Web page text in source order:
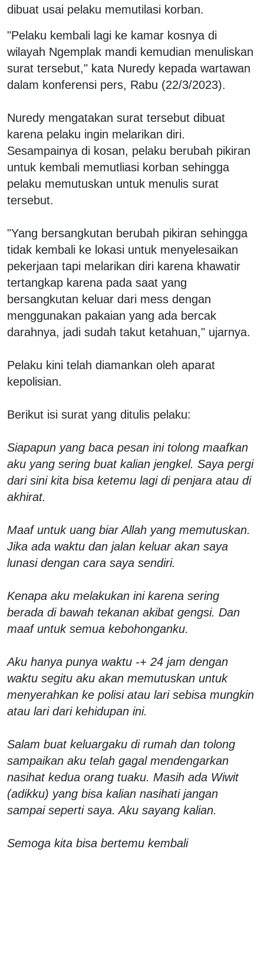
dibuat usai pelaku memutilasi korban.
"Pelaku kembali lagi ke kamar kosnya di
wilayah Ngemplak mandi kemudian menuliskan
surat tersebut," kata Nuredy kepada wartawan
dalam konferensi pers, Rabu (22/3/2023).
Nuredy mengatakan surat tersebut dibuat
karena pelaku ingin melarikan diri.
Sesampainya di kosan, pelaku berubah pikiran
untuk kembali memutliasi korban sehingga
pelaku memutuskan untuk menulis surat
tersebut.
"Yang bersangkutan berubah pikiran sehingga
tidak kembali ke lokasi untuk menyelesaikan
pekerjaan tapi melarikan diri karena khawatir
tertangkap karena pada saat yang
bersangkutan keluar dari mess dengan
menggunakan pakaian yang ada bercak
darahnya, jadi sudah takut ketahuan," ujarnya.
Pelaku kini telah diamankan oleh aparat
kepolisian.
Berikut isi surat yang ditulis pelaku:
Siapapun yang baca pesan ini tolong maafkan
aku yang sering buat kalian jengkel. Saya pergi
dari sini kita bisa ketemu lagi di penjara atau di
akhirat.
Maaf untuk uang biar Allah yang memutuskan.
Jika ada waktu dan jalan keluar akan saya
lunasi dengan cara saya sendiri.
Kenapa aku melakukan ini karena sering
berada di bawah tekanan akibat gengsi. Dan
maaf untuk semua kebohonganku.
Aku hanya punya waktu -+ 24 jam dengan
waktu segitu aku akan memutuskan untuk
menyerahkan ke polisi atau lari sebisa mungkin
atau lari dari kehidupan ini.
Salam buat keluargaku di rumah dan tolong
sampaikan aku telah gagal mendengarkan
nasihat kedua orang tuaku. Masih ada Wiwit
(adikku) yang bisa kalian nasihati jangan
sampai seperti saya. Aku sayang kalian.
Semoga kita bisa bertemu kembali